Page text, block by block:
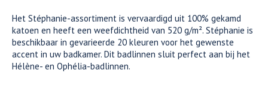
Het Stéphanie-assortiment is vervaardigd uit 100% gekamd
katoen en heeft een weefdichtheid van 520 g/m². Stéphanie is
beschikbaar in gevarieerde 20 kleuren voor het gewenste
accent in uw badkamer. Dit badlinnen sluit perfect aan bij het
Hélène- en Ophélia-badlinnen.